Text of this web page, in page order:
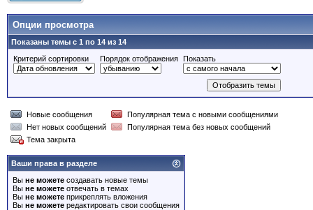
Опции просмотра
Показаны темы с 1 по 14 из 14
Критерий сортировки
Порядок отображения Показать
Новые сообщения
Популярная тема с новыми сообщениями
Нет новых сообщений
Популярная тема без новых сообщений
Тема закрыта
Ваши права в разделе
Вы не можете создавать новые темы
Вы не можете отвечать в темах
Вы не можете прикреплять вложения
Вы не можете редактировать свои сообщения